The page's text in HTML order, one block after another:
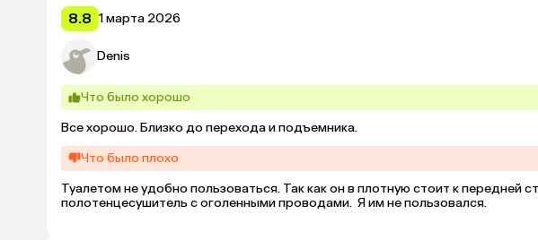
8.8 1 марта 2026
Denis
Что было хорошо
Все хорошо. Близко до перехода и подъемника.
Что было плохо
Туалетом не удобно пользоваться. Так как он в плотную стоит к передней
полотенцесушитель с оголенными проводами.  Я им не пользовался.